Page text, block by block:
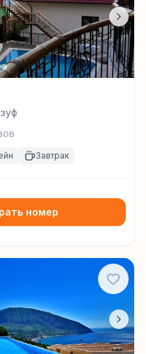
Завтрак
номер